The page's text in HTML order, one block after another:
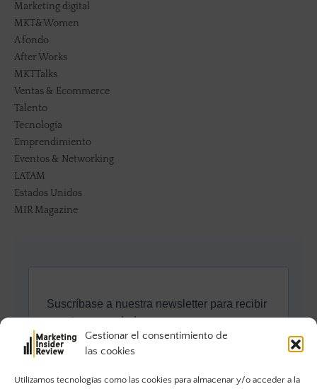
Gestionar el consentimiento de
las cookies
Utilizamos tecnologías como las cookies para almacenar y/o acceder a la
Marketing digital
MKT&Women
A fondo
After Works
MKTTalks
Ventas & Ecommerce
Talento
Tecnología
Emprendimiento
Eventos & Networking
LATAM
Estados Unidos
MIR Magazine